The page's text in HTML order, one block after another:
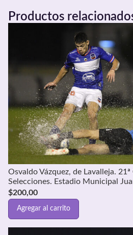
Productos
Osvaldo Vázquez, de Lavalleja.
Selecciones. Estadio Municipal
$200,00
Agregar al carrito